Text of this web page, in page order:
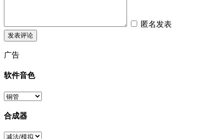
匿名发表
广告
软件音色
合成器